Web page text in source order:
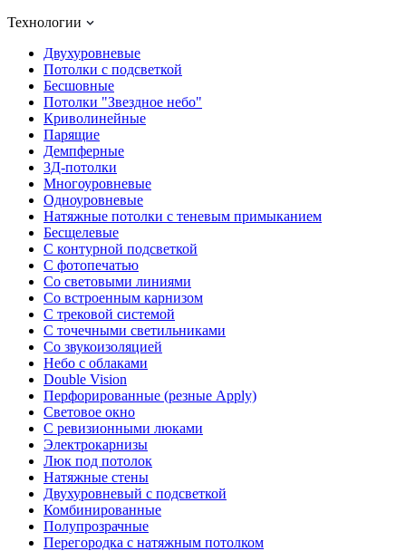
Технологии
Двухуровневые
Потолки с подсветкой
Бесшовные
Потолки "Звездное небо"
Криволинейные
Парящие
Демпферные
3Д-потолки
Многоуровневые
Одноуровневые
Натяжные потолки с теневым примыканием
Бесщелевые
С контурной подсветкой
С фотопечатью
Со световыми линиями
Со встроенным карнизом
С трековой системой
С точечными светильниками
Со звукоизоляцией
Небо с облаками
Double Vision
Перфорированные (резные Apply)
Световое окно
С ревизионными люками
Электрокарнизы
Люк под потолок
Натяжные стены
Двухуровневый с подсветкой
Комбинированные
Полупрозрачные
Перегородка с натяжным потолком